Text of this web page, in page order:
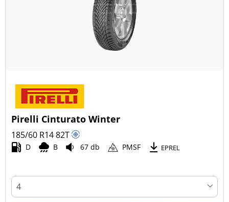
Pirelli Cinturato Winter
185/60 R1482T
D B 67 db PMSF EPREL